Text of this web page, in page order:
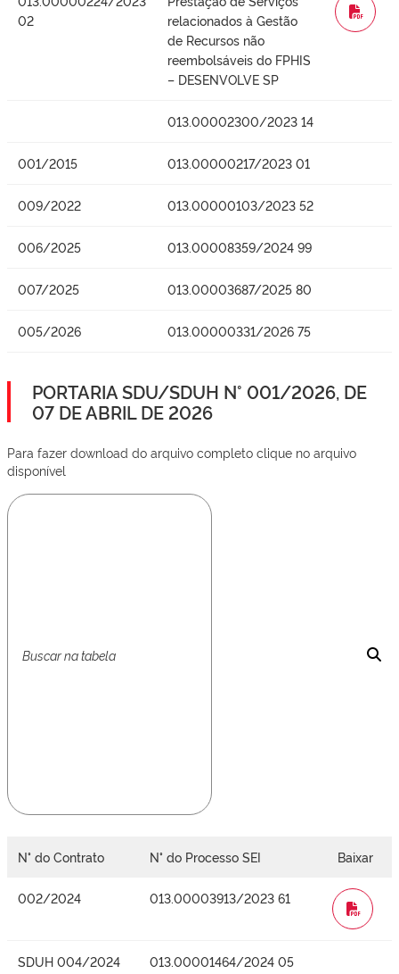
02
relacionados à Gestão
de Recursos não
reembolsáveis do FPHIS
– DESENVOLVE SP
WORD
013.00002300/2023 14
001/2015 013.00000217/2023 01
009/2022 013.00000103/2023 52
006/2025 013.00008359/2024 99
007/2025 013.00003687/2025 80
005/2026 013.00000331/2026 75
PORTARIA SDU/SDUH N° 001/2026, DE
07 DE ABRIL DE 2026
Para fazer download do arquivo completo clique no arquivo
disponível
N° do Contrato N° do Processo SEI Baixar
002/2024 013.00003913/2023 61
WORD
SDUH 004/2024 013.00001464/2024 05